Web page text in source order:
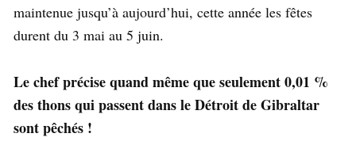
maintenue jusqu’à aujourd’hui, cette année les fêtes
durent du 3 mai au 5 juin.
Le chef précise quand même que seulement 0,01 %
des thons qui passent dans le Détroit de Gibraltar
sont pêchés !